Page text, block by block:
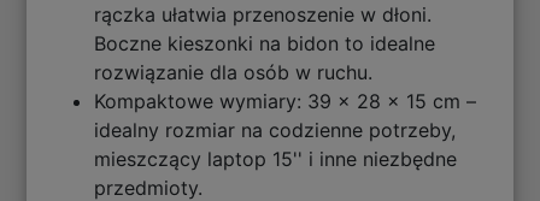
rączka ułatwia przenoszenie w dłoni.
Boczne kieszonki na bidon to idealne
rozwiązanie dla osób w ruchu.
Kompaktowe wymiary: 39 x 28 x 15 cm –
idealny rozmiar na codzienne potrzeby,
mieszczący laptop 15'' i inne niezbędne
przedmioty.